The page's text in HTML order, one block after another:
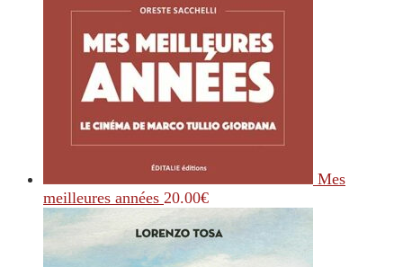
Mes
meilleures années 20.00€